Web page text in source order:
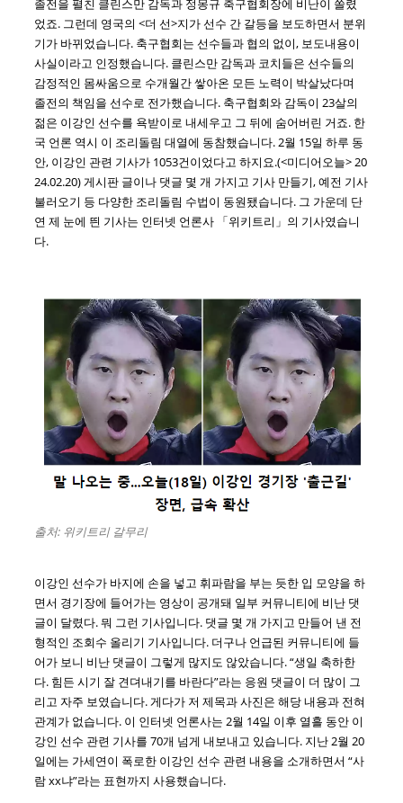
졸전을 펼친 클린스만 감독과 정몽규 축구협회장에 비난이 쏠렸
었죠. 그런데 영국의 <더 선>지가 선수 간 갈등을 보도하면서 분위
기가 바뀌었습니다. 축구협회는 선수들과 협의 없이, 보도내용이
사실이라고 인정했습니다. 클린스만 감독과 코치들은 선수들의
감정적인 몸싸움으로 수개월간 쌓아온 모든 노력이 박살났다며
졸전의 책임을 선수로 전가했습니다. 축구협회와 감독이 23살의
젊은 이강인 선수를 욕받이로 내세우고 그 뒤에 숨어버린 거죠. 한
국 언론 역시 이 조리돌림 대열에 동참했습니다. 2월 15일 하루 동
안, 이강인 관련 기사가 1053건이었다고 하지요.(<미디어오늘> 20
24.02.20) 게시판 글이나 댓글 몇 개 가지고 기사 만들기, 예전 기사
불러오기 등 다양한 조리돌림 수법이 동원됐습니다. 그 가운데 단
연 제 눈에 띈 기사는 인터넷 언론사 「위키트리」의 기사였습니
다.
출처: 위키트리 갈무리
이강인 선수가 바지에 손을 넣고 휘파람을 부는 듯한 입 모양을 하
면서 경기장에 들어가는 영상이 공개돼 일부 커뮤니티에 비난 댓
글이 달렸다. 뭐 그런 기사입니다. 댓글 몇 개 가지고 만들어 낸 전
형적인 조회수 올리기 기사입니다. 더구나 언급된 커뮤니티에 들
어가 보니 비난 댓글이 그렇게 많지도 않았습니다. “생일 축하한
다. 힘든 시기 잘 견뎌내기를 바란다”라는 응원 댓글이 더 많이 그
리고 자주 보였습니다. 게다가 저 제목과 사진은 해당 내용과 전혀
관계가 없습니다. 이 인터넷 언론사는 2월 14일 이후 열흘 동안 이
강인 선수 관련 기사를 70개 넘게 내보내고 있습니다. 지난 2월 20
일에는 가세연이 폭로한 이강인 선수 관련 내용을 소개하면서 “사
람 xx냐”라는 표현까지 사용했습니다.